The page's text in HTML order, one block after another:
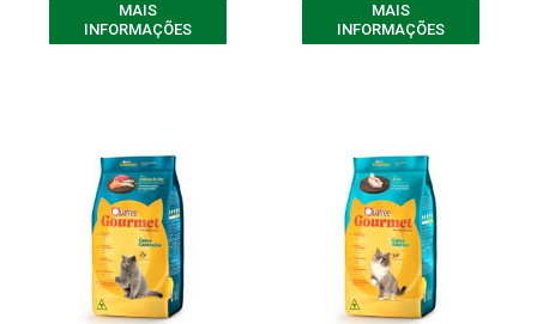
MAIS
INFORMAÇÕES
MAIS
INFORMAÇÕES